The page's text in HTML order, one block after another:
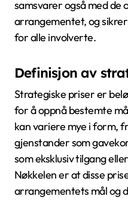
samsvarer også med de
arrangementet, og
for alle involverte.
Definisjon av
Strategiske priser er
for å oppnå bestemte
kan variere mye i form,
gjenstander som
som eksklusiv tilgang
Nøkkelen er at disse
arrangementets mål og